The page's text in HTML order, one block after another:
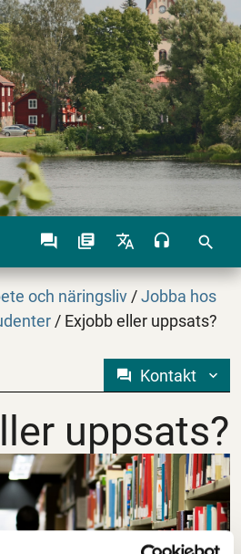
search
och näringsliv / Jobba hos
/ Exjobb eller uppsats?
uppsats?
Kontakt
uppsats?